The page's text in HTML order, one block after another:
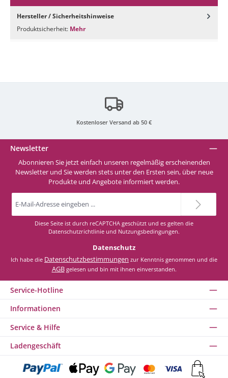
Hersteller / Sicherheitshinweise
Produktsicherheit: Mehr
Kostenloser Versand ab 50 €
Newsletter
Abonnieren Sie jetzt einfach unseren regelmäßig erscheinenden
Newsletter und Sie werden stets unter den Ersten sein, über neue
Produkte und Angebote informiert werden.
Mail-
*
Diese Seite ist durch reCAPTCHA geschützt und es gelten die
Datenschutzrichtlinie und Nutzungsbedingungen.
Datenschutz
Ich habe die Datenschutzbestimmungen zur Kenntnis genommen und die
AGBgelesen und bin mit ihnen einverstanden.
Service-Hotline
Informationen
Service & Hilfe
Ladengeschäft